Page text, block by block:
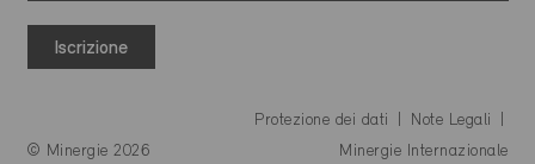
Iscrizione
© Minergie 2026
Protezione dei dati
Note Legali
Minergie Internazionale